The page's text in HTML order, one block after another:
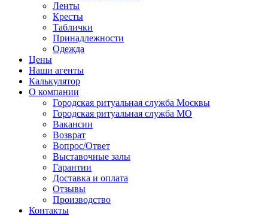
Ленты
Кресты
Таблички
Принадлежности
Одежда
Цены
Наши агенты
Калькулятор
О компании
Городская ритуальная служба Москвы
Городская ритуальная служба МО
Вакансии
Возврат
Вопрос/Ответ
Выставочные залы
Гарантии
Доставка и оплата
Отзывы
Производство
Контакты